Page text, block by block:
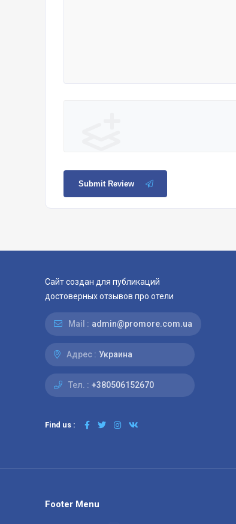
Submit Review
Сайт создан для публикаций
достоверных отзывов про отели
Mail : admin@promore.com.ua
Адрес : Украина
Тел. : +380506152670
Find us :
Footer Menu